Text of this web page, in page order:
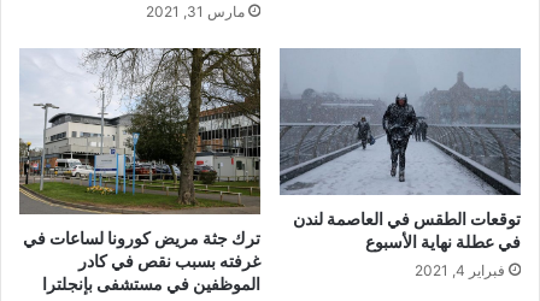
مارس 31, 2021
توقعات الطقس في العاصمة لندن
في عطلة نهاية الأسبوع
فبراير 4, 2021
ترك جثة مريض كورونا لساعات في
غرفته بسبب نقص في كادر
الموظفين في مستشفى بإنجلترا